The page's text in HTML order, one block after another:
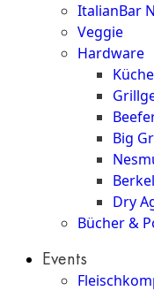
ItalianBar
Veggie
Hardware
Big
Berkel
Dry
Bücher &
Events